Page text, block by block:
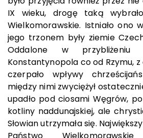
IX wieku, drogę taką
Wielkomorawskie. Istniało ono
jego trzonem były ziemie
Oddalone w
Konstantynopola co od Rzymu,
czerpało wpływy
między nimi zwyciężył
upadło pod ciosami Węgrów,
kotliny naddunajskiej, ale
Słowian utrzymała się.
Państwo